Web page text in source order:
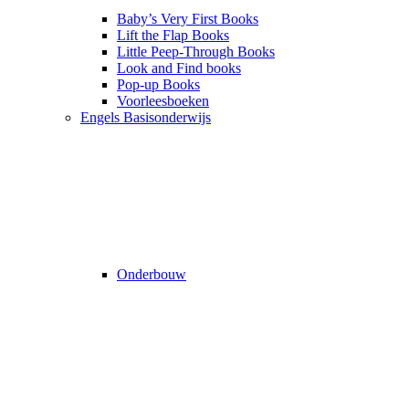
Baby’s Very First Books
Lift the Flap Books
Little Peep-Through Books
Look and Find books
Pop-up Books
Voorleesboeken
Engels Basisonderwijs
Onderbouw